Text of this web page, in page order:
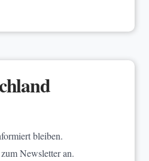
bleiben.
Newsletter an.